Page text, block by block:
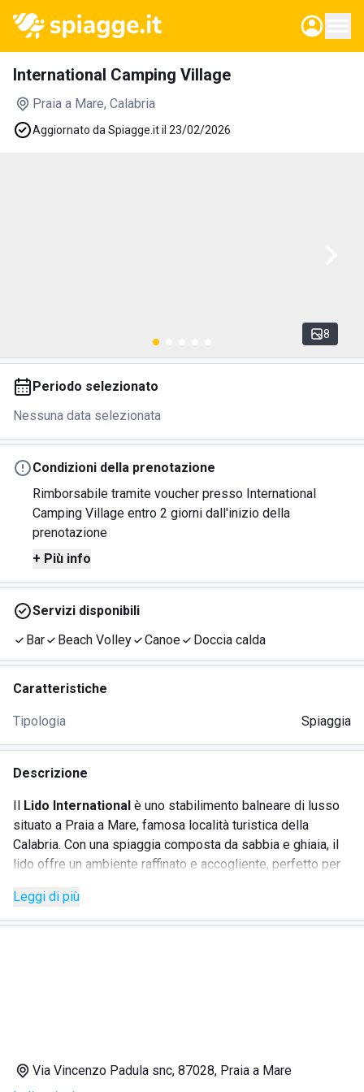
International Camping Village
Praia a Mare, Calabria
Aggiornato da Spiagge.it il 23/02/2026
8
Periodo selezionato
Nessuna data selezionata
Condizioni della prenotazione
Rimborsabile tramite voucher presso International
Camping Village entro 2 giorni dall'inizio della
prenotazione
+ Più info
Servizi disponibili
Bar
Beach Volley Canoe Doccia calda
Caratteristiche
Tipologia Spiaggia
Descrizione
Il Lido International è uno stabilimento balneare di lusso
situato a Praia a Mare, famosa località turistica della
Calabria. Con una spiaggia composta da sabbia e ghiaia, il
lido offre un ambiente raffinato e accogliente, perfetto per
ombrelloni e lettini ben distanziati, affacciati sul cristallino
Mar Tirreno e sull'affascinante isola di Dino. Durante le ore
SERVIZI
Leggi di più
Via Vincenzo Padula snc, 87028, Praia a Mare